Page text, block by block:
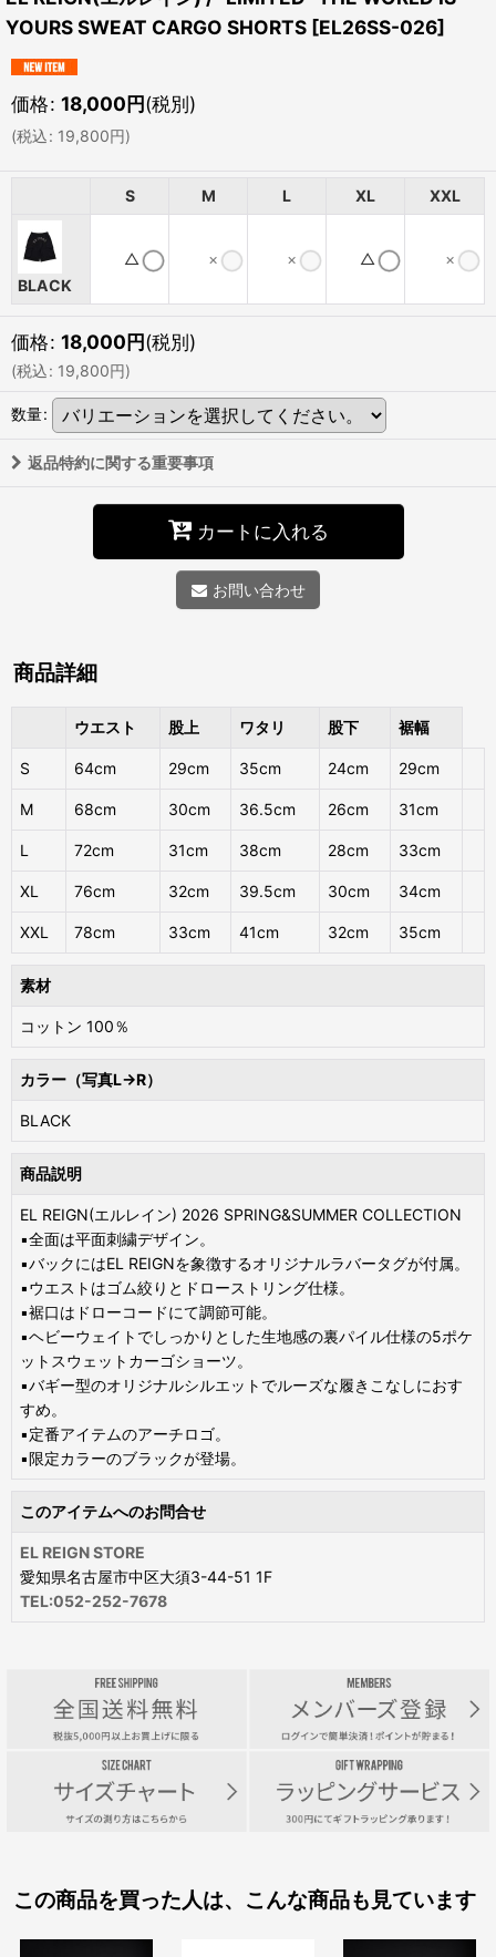
YOURS SWEAT CARGO SHORTS [EL26SS-026]
価格: 18,000円(税別)
(税込: 19,800円)
S M L XL XXL
BLACK
△ × × △ ×
価格: 18,000円(税別)
(税込: 19,800円)
数量:
返品特約に関する重要事項
カートに入れる
お問い合わせ
商品詳細
ウエスト 股上 ワタリ 股下 裾幅
S 64cm 29cm 35cm 24cm 29cm
M 68cm 30cm 36.5cm 26cm 31cm
L 72cm 31cm 38cm 28cm 33cm
XL 76cm 32cm 39.5cm 30cm 34cm
XXL 78cm 33cm 41cm 32cm 35cm
素材
コットン 100％
カラー（写真L→R）
BLACK
商品説明
EL REIGN(エルレイン) 2026 SPRING&SUMMER COLLECTION
▪️全面は平面刺繍デザイン。
▪️バックにはEL REIGNを象徴するオリジナルラバータグが付属。
▪️ウエストはゴム絞りとドローストリング仕様。
▪️裾口はドローコードにて調節可能。
▪️ヘビーウェイトでしっかりとした生地感の裏パイル仕様の5ポケ
ットスウェットカーゴショーツ。
▪️バギー型のオリジナルシルエットでルーズな履きこなしにおす
すめ。
▪️定番アイテムのアーチロゴ。
▪️限定カラーのブラックが登場。
このアイテムへのお問合せ
EL REIGN STORE
愛知県名古屋市中区大須3-44-51 1F
TEL:052-252-7678
この商品を買った人は、こんな商品も見ています